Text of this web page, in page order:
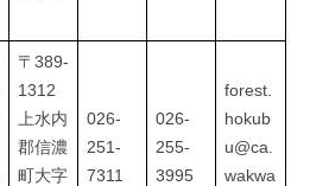
〒389-
1312
上水内
郡信濃
町大字
026-
251-
7311
026-
255-
3995
forest.
hokub
u@ca.
wakwa